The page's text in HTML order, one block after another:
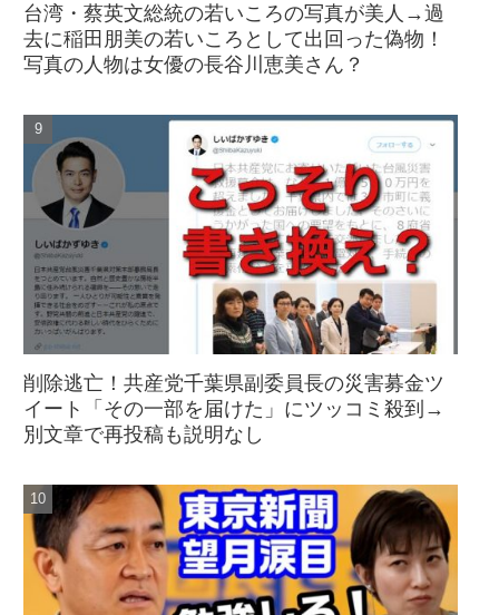
台湾・蔡英文総統の若いころの写真が美人→過
去に稲田朋美の若いころとして出回った偽物！
写真の人物は女優の長谷川恵美さん？
削除逃亡！共産党千葉県副委員長の災害募金ツ
イート「その一部を届けた」にツッコミ殺到→
別文章で再投稿も説明なし